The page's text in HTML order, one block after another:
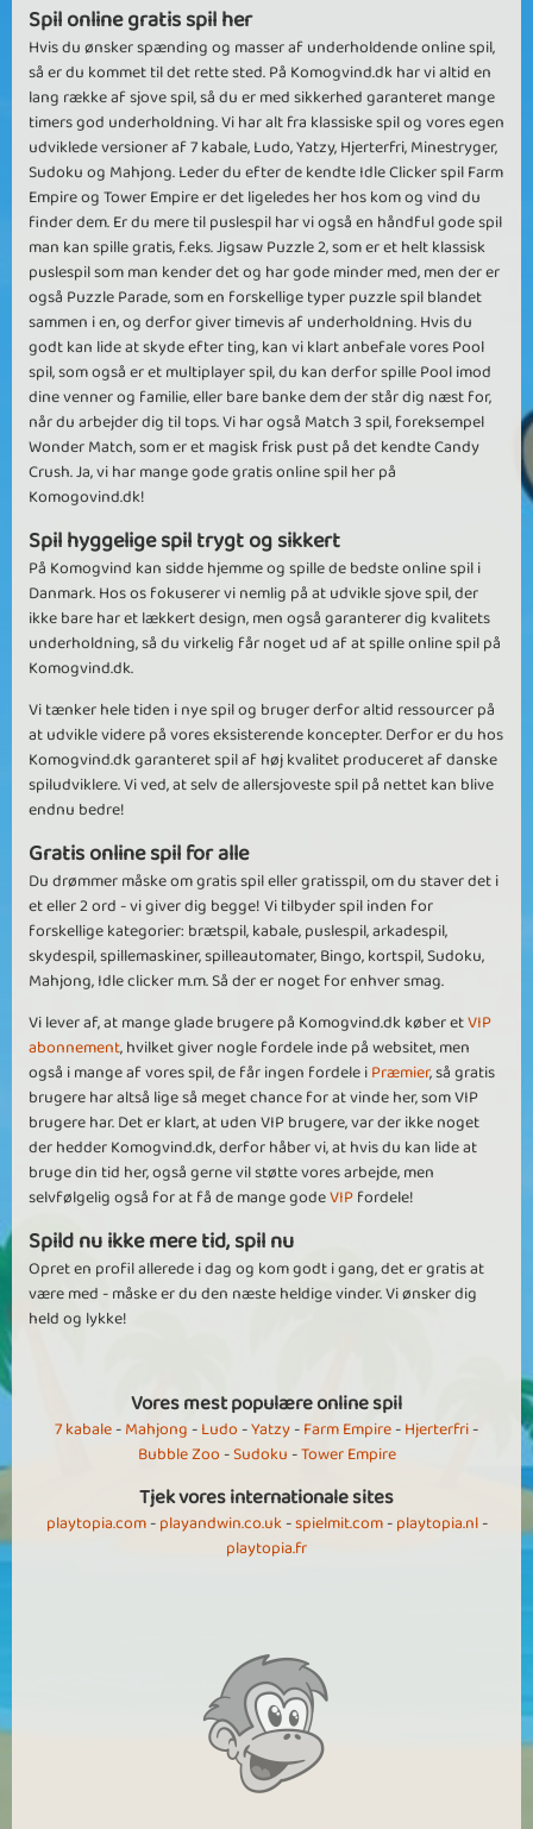
Spil online gratis spil her
Hvis du ønsker spænding og masser af underholdende online spil,
så er du kommet til det rette sted. På Komogvind.dk har vi altid en
lang række af sjove spil, så du er med sikkerhed garanteret mange
timers god underholdning. Vi har alt fra klassiske spil og vores egen
udviklede versioner af 7 kabale, Ludo, Yatzy, Hjerterfri, Minestryger,
Sudoku og Mahjong. Leder du efter de kendte Idle Clicker spil Farm
Empire og Tower Empire er det ligeledes her hos kom og vind du
finder dem. Er du mere til puslespil har vi også en håndful gode spil
man kan spille gratis, f.eks. Jigsaw Puzzle 2, som er et helt klassisk
puslespil som man kender det og har gode minder med, men der er
også Puzzle Parade, som en forskellige typer puzzle spil blandet
sammen i en, og derfor giver timevis af underholdning. Hvis du
godt kan lide at skyde efter ting, kan vi klart anbefale vores Pool
spil, som også er et multiplayer spil, du kan derfor spille Pool imod
dine venner og familie, eller bare banke dem der står dig næst for,
når du arbejder dig til tops. Vi har også Match 3 spil, foreksempel
Wonder Match, som er et magisk frisk pust på det kendte Candy
Crush. Ja, vi har mange gode gratis online spil her på
Komogovind.dk!
Spil hyggelige spil trygt og sikkert
På Komogvind kan sidde hjemme og spille de bedste online spil i
Danmark. Hos os fokuserer vi nemlig på at udvikle sjove spil, der
ikke bare har et lækkert design, men også garanterer dig kvalitets
underholdning, så du virkelig får noget ud af at spille online spil på
Komogvind.dk.
Vi tænker hele tiden i nye spil og bruger derfor altid ressourcer på
at udvikle videre på vores eksisterende koncepter. Derfor er du hos
Komogvind.dk garanteret spil af høj kvalitet produceret af danske
spiludviklere. Vi ved, at selv de allersjoveste spil på nettet kan blive
endnu bedre!
Gratis online spil for alle
Du drømmer måske om gratis spil eller gratisspil, om du staver det i
et eller 2 ord - vi giver dig begge! Vi tilbyder spil inden for
forskellige kategorier: brætspil, kabale, puslespil, arkadespil,
skydespil, spillemaskiner, spilleautomater, Bingo, kortspil, Sudoku,
Mahjong, Idle clicker m.m. Så der er noget for enhver smag.
Vi lever af, at mange glade brugere på Komogvind.dk køber etVIP
abonnement, hvilket giver nogle fordele inde på websitet, men
også i mange af vores spil, de får ingen fordele iPræmier, så gratis
brugere har altså lige så meget chance for at vinde her, som VIP
brugere har. Det er klart, at uden VIP brugere, var der ikke noget
der hedder Komogvind.dk, derfor håber vi, at hvis du kan lide at
bruge din tid her, også gerne vil støtte vores arbejde, men
selvfølgelig også for at få de mange godeVIPfordele!
Spild nu ikke mere tid, spil nu
Opret en profil allerede i dag og kom godt i gang, det er gratis at
være med - måske er du den næste heldige vinder. Vi ønsker dig
held og lykke!
Vores mest populære online spil
7 kabale-Mahjong-Ludo-Yatzy-Farm Empire-Hjerterfri-
Bubble Zoo-Sudoku-Tower Empire
Tjek vores internationale sites
playtopia.com-playandwin.co.uk-spielmit.com-playtopia.nl-
playtopia.fr